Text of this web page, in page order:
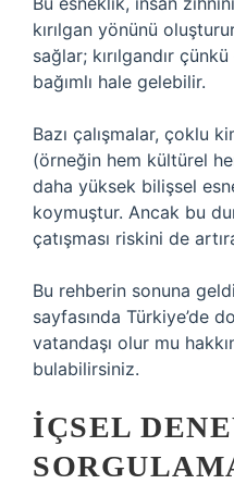
kırılgan yönünü
sağlar; kırılgandır
bağımlı hale gelebilir.
Bazı çalışmalar, çoklu
(örneğin hem kültürel
daha yüksek bilişsel
koymuştur. Ancak bu
çatışması riskini de
Bu rehberin sonuna
sayfasında Türkiye’de
vatandaşı olur mu
bulabilirsiniz.
İÇSEL